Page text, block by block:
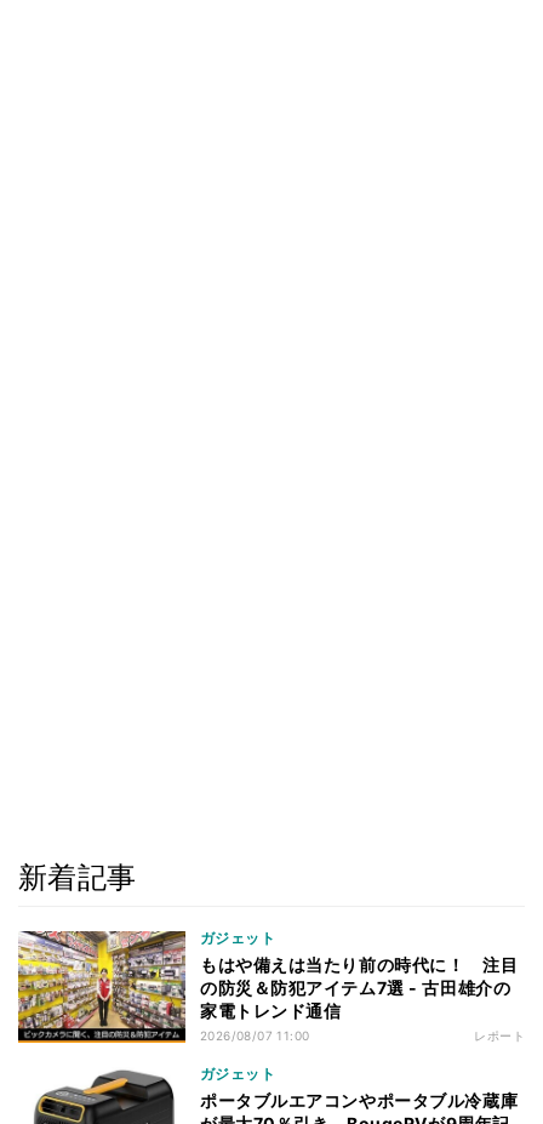
新着記事
ガジェット
もはや備えは当たり前の時代に！ 注目
の防災＆防犯アイテム7選 - 古田雄介の
家電トレンド通信
2026/08/07 11:00 レポート
ガジェット
ポータブルエアコンやポータブル冷蔵庫